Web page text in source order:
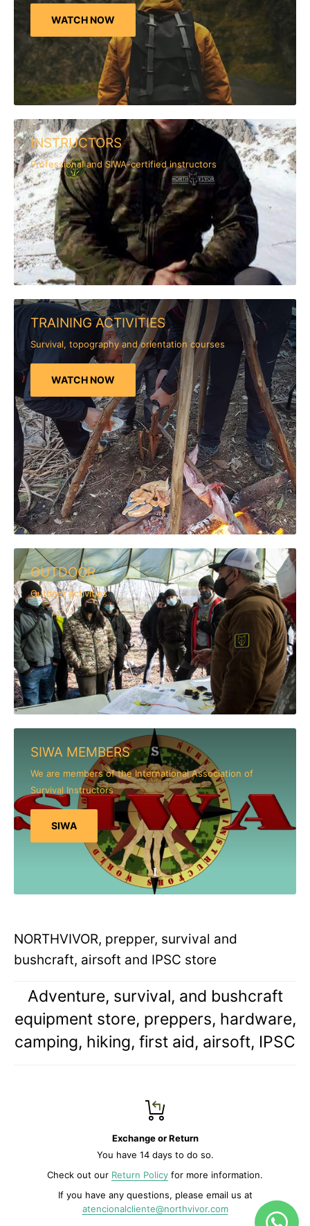
WATCH NOW
INSTRUCTORS
Professional and SIWA-certified instructors
TRAINING ACTIVITIES
Survival, topography and orientation courses
WATCH NOW
OUTDOOR
Outdoor activities
SIWA MEMBERS
We are members of the International Association of
Survival Instructors
SIWA
NORTHVIVOR, prepper, survival and
bushcraft, airsoft and IPSC store
Adventure, survival, and bushcraft
equipment store, preppers, hardware,
camping, hiking, first aid, airsoft, IPSC
Exchange or Return
You have 14 days to do so.
Check out our Return Policy for more information.
If you have any questions, please email us at
atencionalcliente@northvivor.com